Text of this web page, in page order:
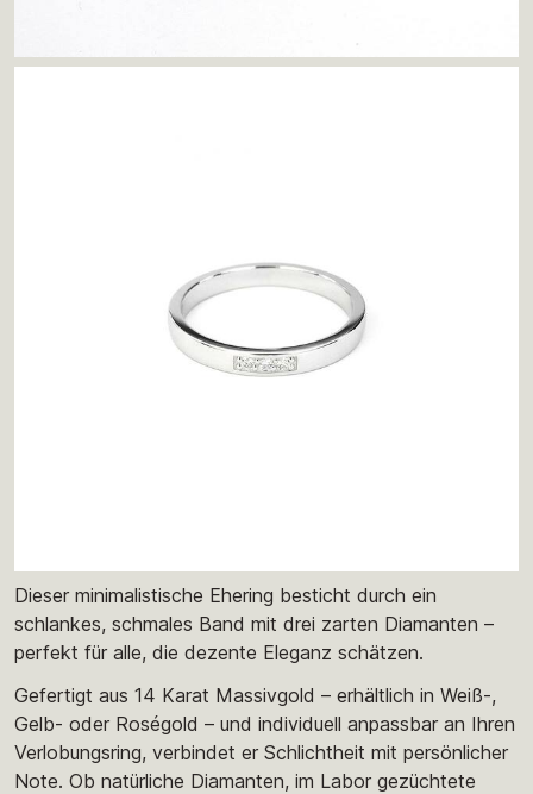
Dieser minimalistische Ehering besticht durch ein
schlankes, schmales Band mit drei zarten Diamanten –
perfekt für alle, die dezente Eleganz schätzen.
Gefertigt aus 14 Karat Massivgold – erhältlich in Weiß-,
Gelb- oder Roségold – und individuell anpassbar an Ihren
Verlobungsring, verbindet er Schlichtheit mit persönlicher
Note. Ob natürliche Diamanten, im Labor gezüchtete